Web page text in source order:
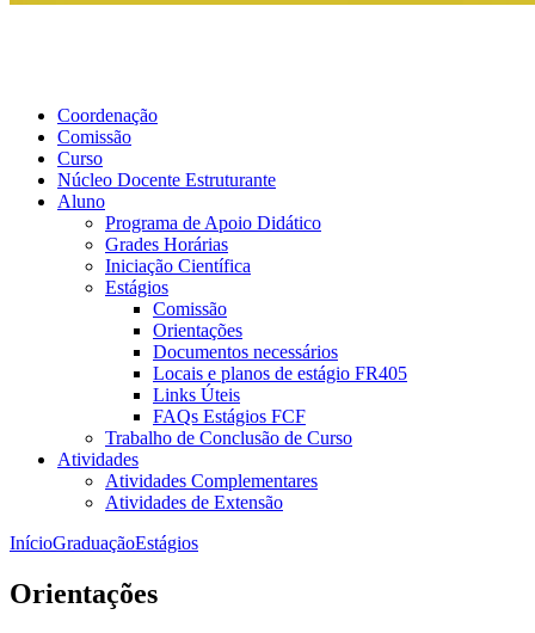
Coordenação
Comissão
Curso
Núcleo Docente Estruturante
Aluno
Programa de Apoio Didático
Grades Horárias
Iniciação Científica
Estágios
Comissão
Orientações
Documentos necessários
Locais e planos de estágio FR405
Links Úteis
FAQs Estágios FCF
Trabalho de Conclusão de Curso
Atividades
Atividades Complementares
Atividades de Extensão
InícioGraduaçãoEstágios
Orientações